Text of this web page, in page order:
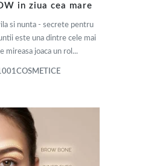
in ziua cea mare
si nunta - secrete pentru
este una dintre cele mai
mireasa joaca un rol...